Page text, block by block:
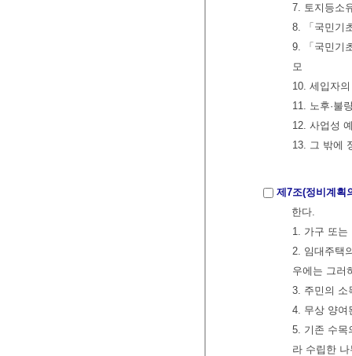
7. 토지등소
8. 「국민기
9. 「국민기
모
10. 세입자
11. 노후·불
12. 사업성
13. 그 밖에
제7조(정비계획
한다.
1. 가구 또
2. 임대주택
우에는 그러
3. 주민의 소
4. 무상 양여
5. 기존 수목
라 수립한